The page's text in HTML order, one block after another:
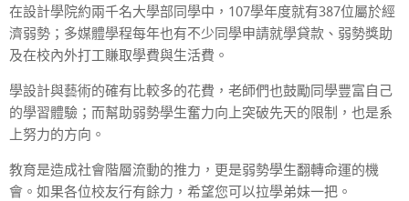
在設計學院約兩千名大學部同學中，107學年度就有387位屬於經
濟弱勢；多媒體學程每年也有不少同學申請就學貸款、弱勢獎助
及在校內外打工賺取學費與生活費。
學設計與藝術的確有比較多的花費，老師們也鼓勵同學豐富自己
的學習體驗；而幫助弱勢學生奮力向上突破先天的限制，也是系
上努力的方向。
教育是造成社會階層流動的推力，更是弱勢學生翻轉命運的機
會。如果各位校友行有餘力，希望您可以拉學弟妹一把。